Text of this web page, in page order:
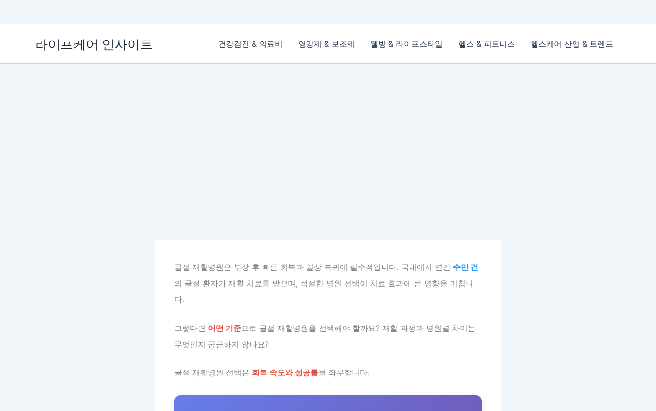
라이프케어 인사이트 건강검진 & 의료비 영양제 & 보조제 웰빙 & 라이프스타일 헬스 & 피트니스 헬스케어 산업 & 트렌드
골절 재활병원은 부상 후 빠른 회복과 일상 복귀에 필수적입니다. 국내에서 연간 수만 건
의 골절 환자가 재활 치료를 받으며, 적절한 병원 선택이 치료 효과에 큰 영향을 미칩니
다.
그렇다면 어떤 기준으로 골절 재활병원을 선택해야 할까요? 재활 과정과 병원별 차이는
무엇인지 궁금하지 않나요?
골절 재활병원 선택은 회복 속도와 성공률을 좌우합니다.